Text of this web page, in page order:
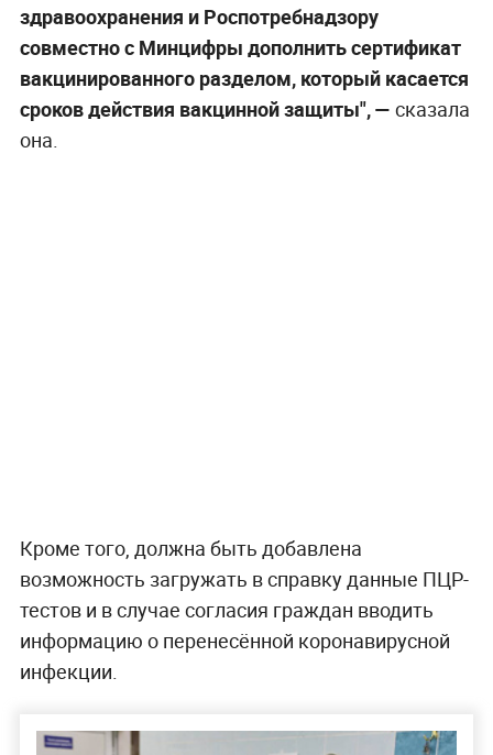
здравоохранения и Роспотребнадзору
совместно с Минцифры дополнить сертификат
вакцинированного разделом, который касается
сроков действия вакцинной защиты", — сказала
она.
Кроме того, должна быть добавлена
возможность загружать в справку данные ПЦР-
тестов и в случае согласия граждан вводить
информацию о перенесённой коронавирусной
инфекции.